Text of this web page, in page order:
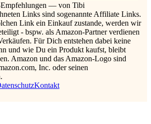
Empfehlungen — von Tibi
Links sind sogenannte Affiliate Links.
Link ein Einkauf zustande, werden wir
- bspw. als Amazon-Partner verdienen
Für Dich entstehen dabei keine
und wie Du ein Produkt kaufst, bleibt
Amazon und das Amazon-Logo sind
Inc. oder seinen
Kontakt